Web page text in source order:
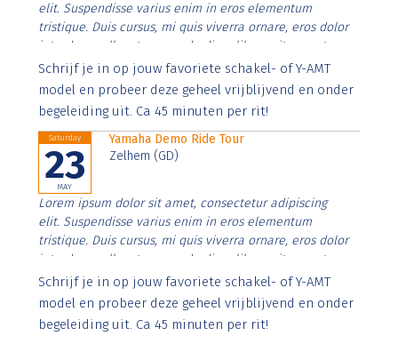
elit. Suspendisse varius enim in eros elementum
tristique. Duis cursus, mi quis viverra ornare, eros dolor
interdum nulla, ut commodo diam libero vitae erat.
Aenean faucibus nibh et justo cursus id rutrum lorem
imperdiet. Nunc ut sem vitae risus tristique posuere.
Schrijf je in op jouw favoriete schakel- of Y-AMT
model en probeer deze geheel vrijblijvend en onder
begeleiding uit. Ca 45 minuten per rit!
Saturday
23
MAY
Yamaha Demo Ride Tour
Zelhem (GD)
Lorem ipsum dolor sit amet, consectetur adipiscing
elit. Suspendisse varius enim in eros elementum
tristique. Duis cursus, mi quis viverra ornare, eros dolor
interdum nulla, ut commodo diam libero vitae erat.
Aenean faucibus nibh et justo cursus id rutrum lorem
imperdiet. Nunc ut sem vitae risus tristique posuere.
Schrijf je in op jouw favoriete schakel- of Y-AMT
model en probeer deze geheel vrijblijvend en onder
begeleiding uit. Ca 45 minuten per rit!